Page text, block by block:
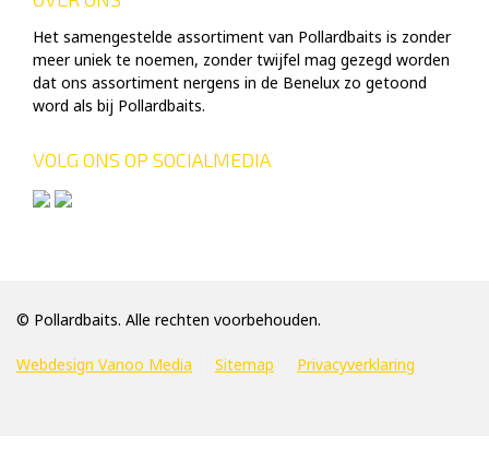
Het samengestelde assortiment van Pollardbaits is zonder
meer uniek te noemen, zonder twijfel mag gezegd worden
dat ons assortiment nergens in de Benelux zo getoond
word als bij Pollardbaits.
VOLG ONS OP SOCIALMEDIA
© Pollardbaits. Alle rechten voorbehouden.
Webdesign Vanoo Media Sitemap Privacyverklaring